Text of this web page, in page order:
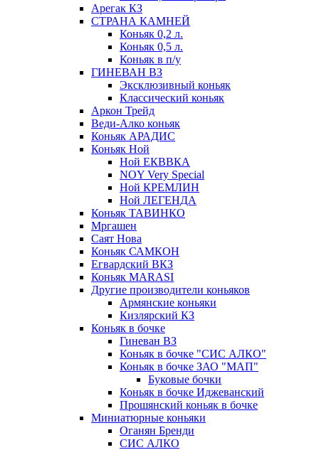
Арегак КЗ
СТРАНА КАМНЕЙ
Коньяк 0,2 л.
Коньяк 0,5 л.
Коньяк в п/у
ГИНЕВАН ВЗ
Эксклюзивный коньяк
Классический коньяк
Аркон Трейд
Веди-Алко коньяк
Коньяк АРАДИС
Коньяк Ной
Ной ЕКВВКА
NOY Very Special
Ной КРЕМЛИН
Ной ЛЕГЕНДА
Коньяк ТАВИНКО
Мргашен
Саят Нова
Коньяк САМКОН
Егвардский ВКЗ
Коньяк MARASI
Другие производители коньяков
Армянские коньяки
Кизлярский КЗ
Коньяк в бочке
Гиневан ВЗ
Коньяк в бочке "СИС АЛКО"
Коньяк в бочке ЗАО "МАП"
Буковые бочки
Коньяк в бочке Иджеванский
Прошянский коньяк в бочке
Миниатюрные коньяки
Оганян Бренди
СИС АЛКО